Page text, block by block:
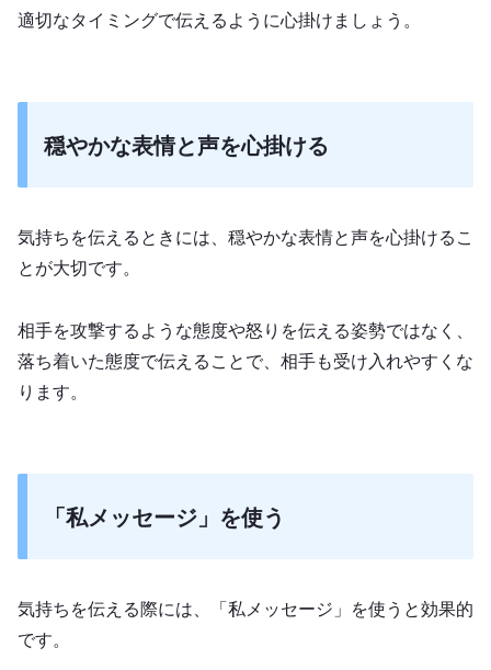
適切なタイミングで伝えるように心掛けましょう。
穏やかな表情と声を心掛ける
気持ちを伝えるときには、穏やかな表情と声を心掛けるこ
とが大切です。
相手を攻撃するような態度や怒りを伝える姿勢ではなく、
落ち着いた態度で伝えることで、相手も受け入れやすくな
ります。
「私メッセージ」を使う
気持ちを伝える際には、「私メッセージ」を使うと効果的
です。